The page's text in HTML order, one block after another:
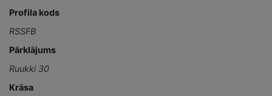
Profila kods
RSSFB
Pārklājums
Ruukki 30
Krāsa